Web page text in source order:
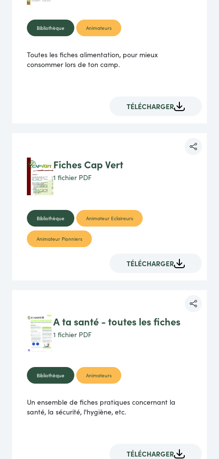
Bibliothèque Animateurs
Toutes les fiches alimentation, pour mieux
consommer lors de ton camp.
TÉLÉCHARGER
Fiches Cap Vert
1 fichier PDF
Bibliothèque Animateur Eclaireurs
Animateur Pionniers
TÉLÉCHARGER
A ta santé - toutes les fiches
1 fichier PDF
Bibliothèque Animateurs
Un ensemble de fiches pratiques concernant la
santé, la sécurité, l'hygiène, etc.
TÉLÉCHARGER